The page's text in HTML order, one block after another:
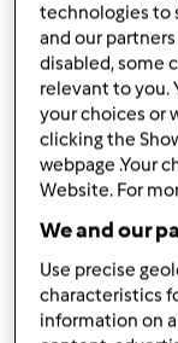
technologies to
and our
disabled, some
relevant to you.
your choices or
clicking the
webpage .Your
Website. For
We and our
Use precise
characteristics
information on